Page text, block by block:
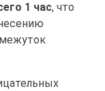
1 час, что